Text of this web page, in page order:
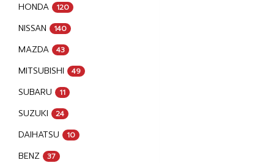
HONDA 120
NISSAN 140
MAZDA 43
MITSUBISHI 49
SUBARU 11
SUZUKI 24
DAIHATSU 10
BENZ 37